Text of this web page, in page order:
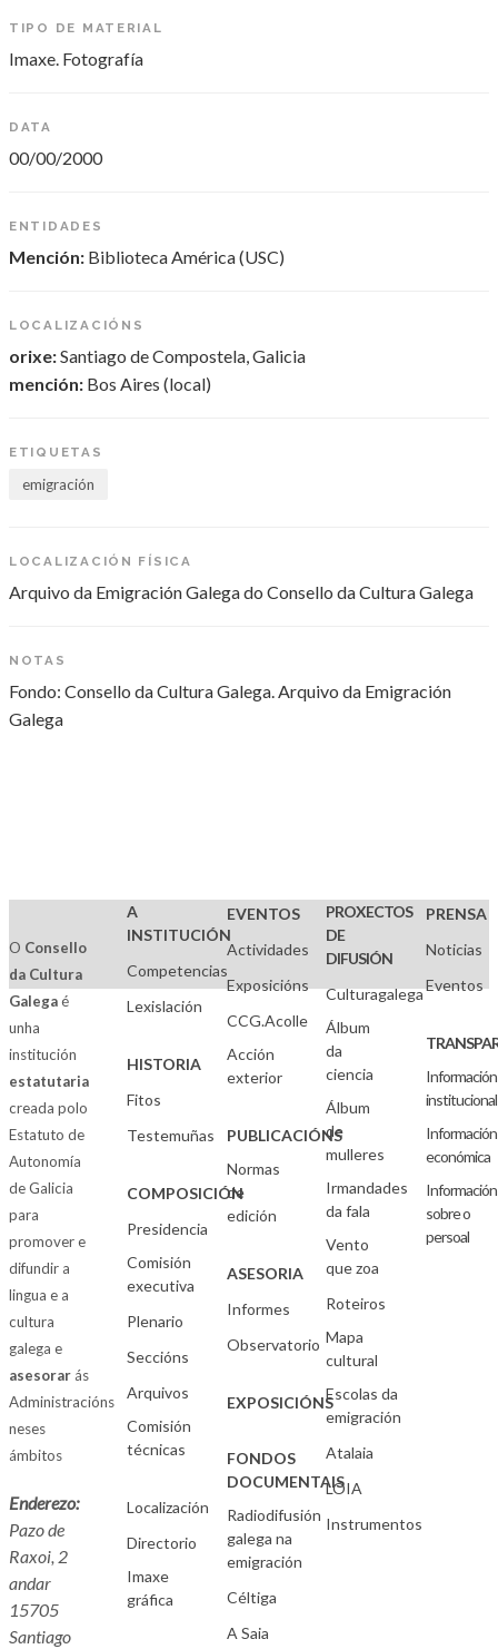
TIPO DE MATERIAL
Imaxe. Fotografía
DATA
00/00/2000
ENTIDADES
Mención: Biblioteca América (USC)
LOCALIZACIÓNS
orixe:Santiago de Compostela, Galicia
mención: Bos Aires (local)
ETIQUETAS
emigración
LOCALIZACIÓN FÍSICA
Arquivo da Emigración Galega do Consello da Cultura Galega
NOTAS
Fondo: Consello da Cultura Galega. Arquivo da Emigración
Galega
O Consello
da Cultura
Galegaé
unha
institución
estatutaria
creada polo
Estatuto de
Autonomía
de Galicia
para
promover e
difundir a
lingua e a
cultura
galega e
asesorarás
Administracións
neses
ámbitos
Enderezo:
Pazo de
Raxoi, 2
andar
15705
Santiago
A
INSTITUCIÓN
Competencias
Lexislación
HISTORIA
Fitos
Testemuñas
COMPOSICIÓN
Presidencia
Comisión
executiva
Plenario
Seccións
Arquivos
Comisión
técnicas
Localización
Directorio
Imaxe
gráfica
EVENTOS
Actividades
Exposicións
CCG.Acolle
Acción
exterior
PUBLICACIÓNS
Normas
de
edición
ASESORIA
Informes
Observatorio
EXPOSICIÓNS
FONDOS
DOCUMENTAIS
Radiodifusión
galega na
emigración
Céltiga
A Saia
PROXECTOS
DE
DIFUSIÓN
Culturagalega
Álbum
da
ciencia
Álbum
de
mulleres
Irmandades
da fala
Vento
que zoa
Roteiros
Mapa
cultural
Escolas da
emigración
Atalaia
LOIA
Instrumentos
PRENSA
Noticias
Eventos
Información
institucional
Información
económica
Información
sobre o
persoal